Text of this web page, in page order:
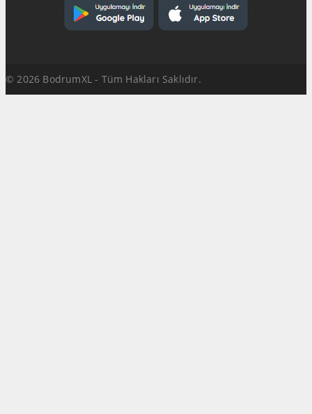
© 2026 BodrumXL - Tüm Hakları Saklıdır.